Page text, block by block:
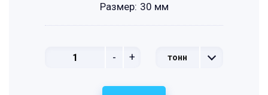
- + тонн
Размер: 30 мм